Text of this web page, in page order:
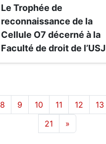
Le Trophée de
reconnaissance de la
Cellule O7 décerné à la
Faculté de droit de l’USJ
8 9 10 11 12 13
21
»